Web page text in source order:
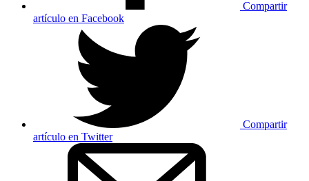
Compartir
artículo en Facebook
Compartir
artículo en Twitter